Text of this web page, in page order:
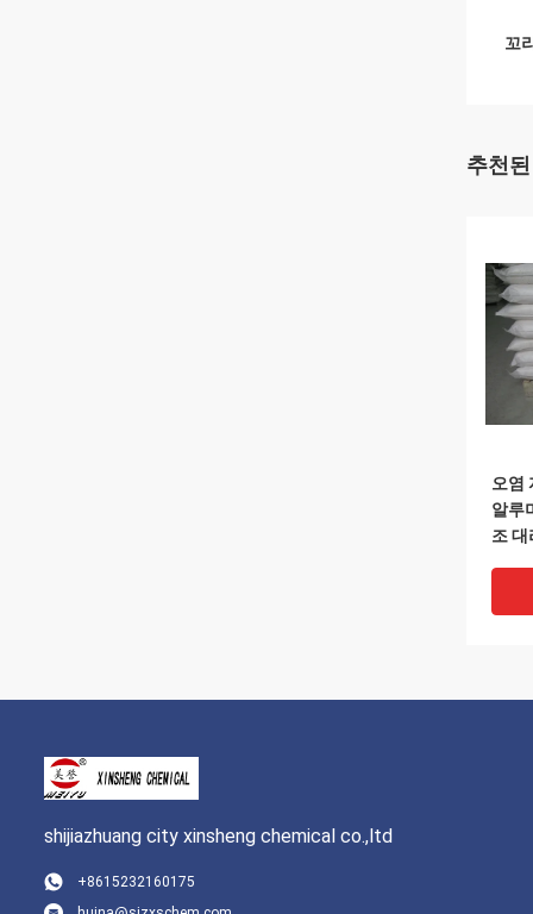
꼬
추천
오염
알루
조 대
shijiazhuang city xinsheng chemical co.,ltd
+8615232160175